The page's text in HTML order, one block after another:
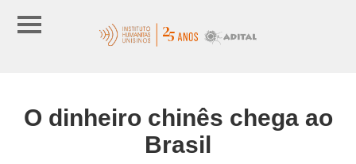
O dinheiro chinês chega ao
Brasil